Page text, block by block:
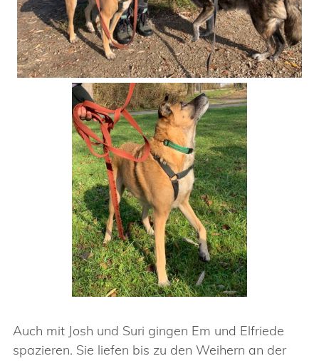
Auch mit Josh und Suri gingen Em und Elfriede
spazieren. Sie liefen bis zu den Weihern an der